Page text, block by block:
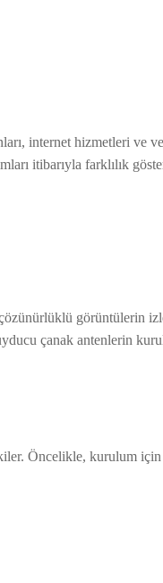
internet hizmetleri ve
itibarıyla farklılık
görüntülerin
çanak antenlerin
Öncelikle, kurulum